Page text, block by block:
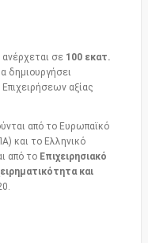
σε 100 εκατ.
δημιουργήσει
αξίας
από το Ευρωπαϊκό
και το Ελληνικό
από το Επιχειρησιακό
και